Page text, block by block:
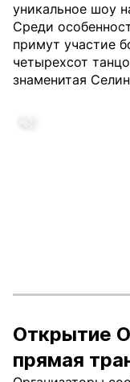
уникальное шоу
Среди
примут участие
четырехсот
знаменитая
Открытие
прямая